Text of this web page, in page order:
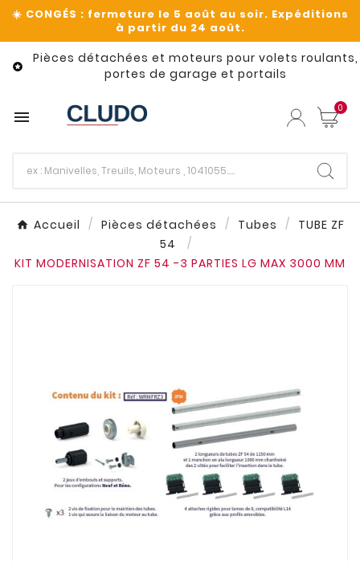

Pièces détachées et moteurs pour volets roulants,
portes de garage et portails
 0
Accueil Pièces détachées Tubes
TUBE ZF
54
KIT MODERNISATION ZF 54 -3 PARTIES LG MAX 3000 MM